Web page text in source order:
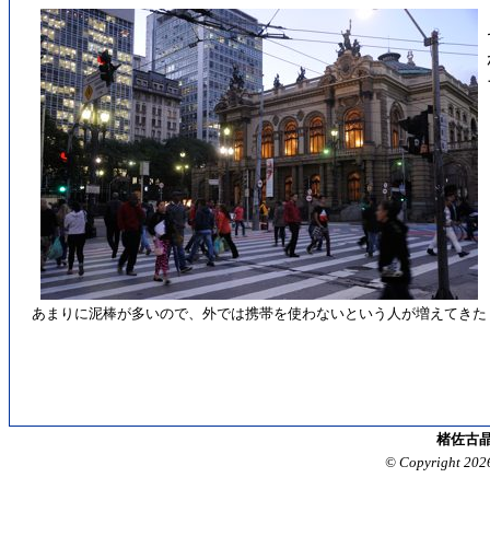
あまりに泥棒が多いので、外では携帯を使わないという人が増えてきた
楮佐古
© Copyright